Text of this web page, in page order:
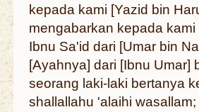
kepada kami [Yazid bin
mengabarkan kepada kami
Ibnu Sa'id dari [Umar bin
[Ayahnya] dari [Ibnu Umar]
seorang laki-laki bertanya
shallallahu 'alaihi